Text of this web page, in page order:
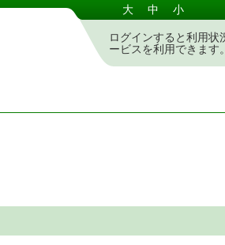
大 中 小
ログインすると利用状
ービスを利用できます。